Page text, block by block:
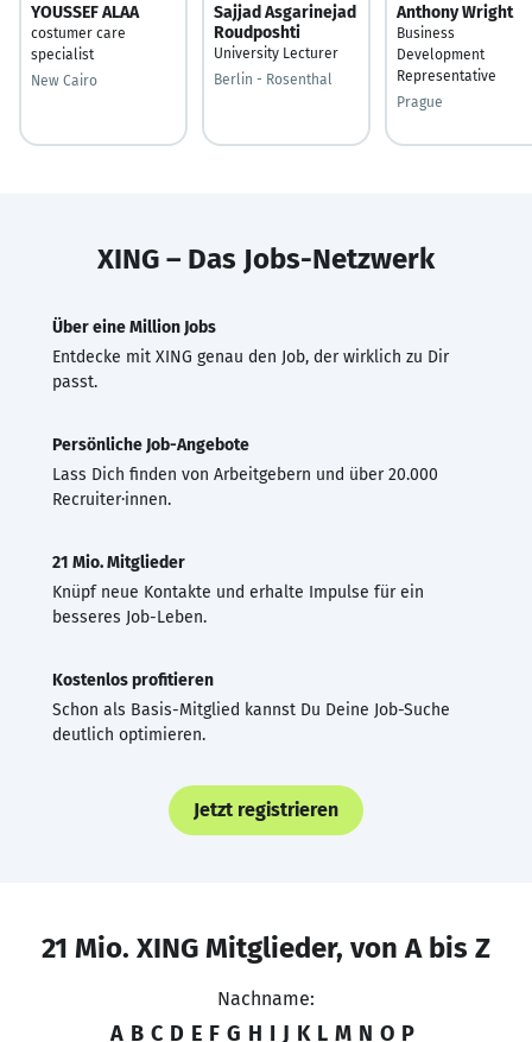
YOUSSEF ALAA
costumer care
specialist
New Cairo
Sajjad Asgarinejad
Roudposhti
University Lecturer
Berlin - Rosenthal
Anthony Wright
Business
Development
Representative
Prague
XING – Das Jobs-Netzwerk
Über eine Million Jobs
Entdecke mit XING genau den Job, der wirklich zu Dir
passt.
Persönliche Job-Angebote
Lass Dich finden von Arbeitgebern und über 20.000
Recruiter·innen.
21 Mio. Mitglieder
Knüpf neue Kontakte und erhalte Impulse für ein
besseres Job-Leben.
Kostenlos profitieren
Schon als Basis-Mitglied kannst Du Deine Job-Suche
deutlich optimieren.
Jetzt registrieren
21 Mio. XING Mitglieder, von A bis Z
Nachname:
A B C D E F G H I J K L M N O P